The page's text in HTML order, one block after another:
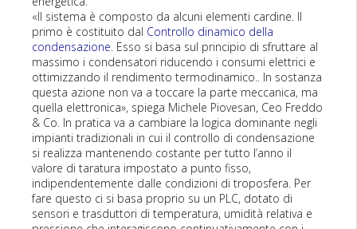
«Il sistema è composto da alcuni elementi cardine. Il
primo è costituito dal Controllo dinamico della
condensazione. Esso si basa sul principio di sfruttare al
massimo i condensatori riducendo i consumi elettrici e
ottimizzando il rendimento termodinamico.. In sostanza
questa azione non va a toccare la parte meccanica, ma
quella elettronica», spiega Michele Piovesan, Ceo Freddo
& Co. In pratica va a cambiare la logica dominante negli
impianti tradizionali in cui il controllo di condensazione
si realizza mantenendo costante per tutto l’anno il
valore di taratura impostato a punto fisso,
indipendentemente dalle condizioni di troposfera. Per
fare questo ci si basa proprio su un PLC, dotato di
sensori e trasduttori di temperatura, umidità relativa e